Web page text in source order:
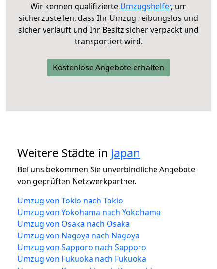
Wir kennen qualifizierte Umzugshelfer, um
sicherzustellen, dass Ihr Umzug reibungslos und
sicher verläuft und Ihr Besitz sicher verpackt und
transportiert wird.
Kostenlose Angebote erhalten
Weitere Städte in Japan
Bei uns bekommen Sie unverbindliche Angebote
von geprüften Netzwerkpartner.
Umzug von Tokio nach Tokio
Umzug von Yokohama nach Yokohama
Umzug von Osaka nach Osaka
Umzug von Nagoya nach Nagoya
Umzug von Sapporo nach Sapporo
Umzug von Fukuoka nach Fukuoka